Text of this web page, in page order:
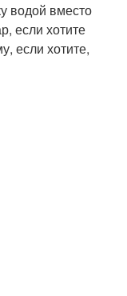
водой вместо
если хотите
если хотите,